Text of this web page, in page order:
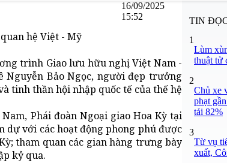
16/09/2025
15:52
hệ Việt - Mỹ
trình Giao lưu hữu nghị Việt Nam -
Nguyễn Bảo Ngọc, người đẹp trưởng
tinh thần hội nhập quốc tế của thế hệ
Phái đoàn Ngoại giao Hoa Kỳ tại
dự với các hoạt động phong phú được
tham quan các gian hàng trưng bày
kỷ qua.
TIN
1
Lùm
thuật tử
2
Chủ xe
phạt
tải 82%
3
Từ vụ
xuất,